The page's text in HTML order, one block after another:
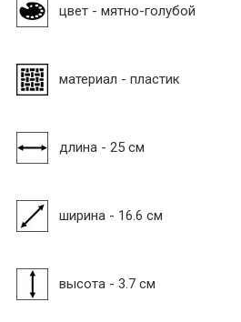
цвет - мятно-голубой
материал - пластик
длина - 25 см
ширина - 16.6 см
высота - 3.7 см